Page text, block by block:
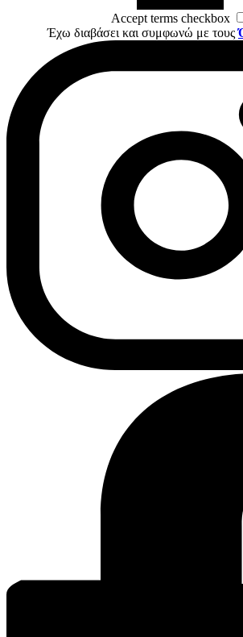
Accept terms checkbox
Έχω διαβάσει και συμφωνώ με τους